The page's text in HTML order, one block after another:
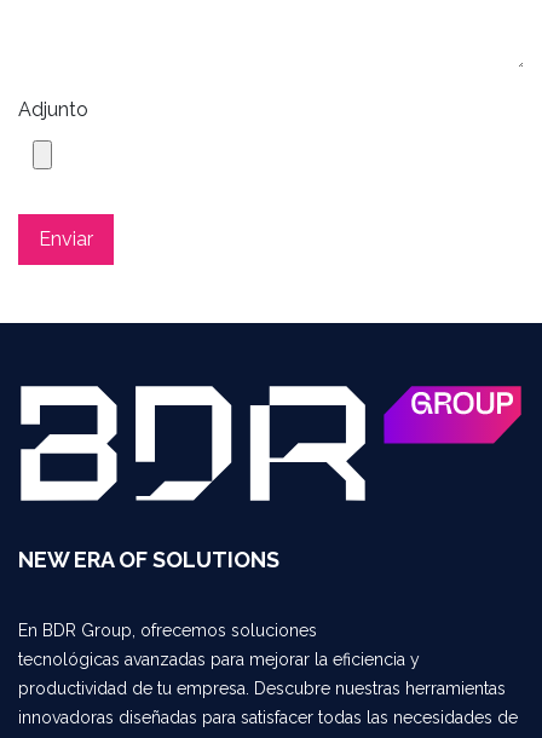
Adjunto
Enviar
NEW ERA OF SOLUTIONS
En BDR Group, ofrecemos soluciones
tecnológicas avanzadas para mejorar la eficiencia y
productividad de tu empresa. Descubre nuestras herramientas
innovadoras diseñadas para satisfacer todas las necesidades de